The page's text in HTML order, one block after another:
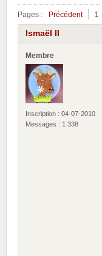
Pages : Précédent 1
Ismaël II
Membre
Inscription : 04-07-2010
Messages : 1 338